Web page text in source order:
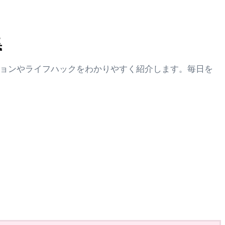
ンやライフハックをわかりやすく紹介します。毎日を